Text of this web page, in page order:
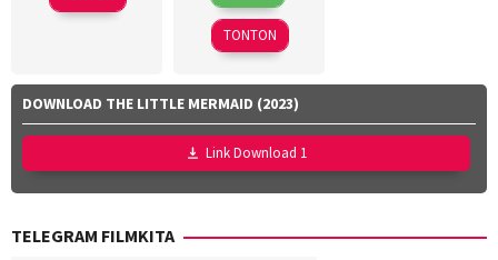
2026
Lubis,
Hollynov
Mutia
Effendi,
Nurul
Ravika
TONTON
DOWNLOAD THE LITTLE MERMAID (2023)
Link Download 1
TELEGRAM FILMKITA